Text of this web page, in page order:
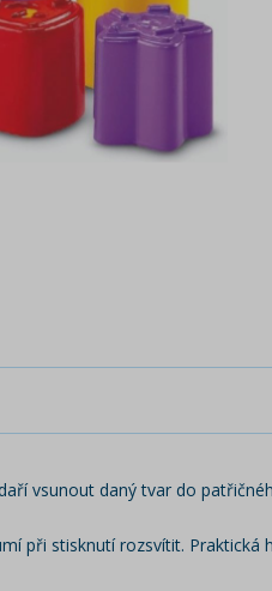
vsunout daný tvar do
při stisknutí rozsvítit. Praktická